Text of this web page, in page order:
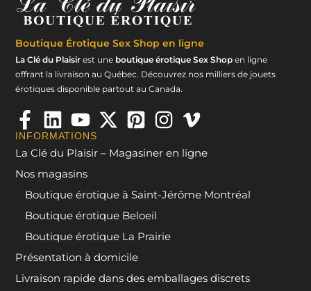
Boutique Érotique Sex Shop en ligne
La Clé du Plaisir est une boutique érotique Sex Shop en ligne
offrant la livraison au Québec. Découvrez nos milliers de jouets
érotiques disponible partout au Canada.
INFORMATIONS
La Clé du Plaisir – Magasiner en ligne
Nos magasins
Boutique érotique à Saint-Jérôme Montréal
Boutique érotique Beloeil
Boutique érotique La Prairie
Présentation à domicile
Livraison rapide dans des emballages discrets